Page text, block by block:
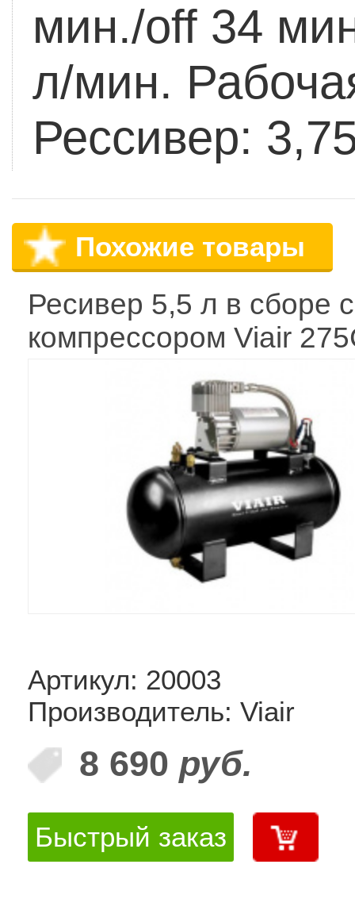
мин./off 34
л/мин.
Рессивер:
Похожие товары
Ресивер 5,5 л в сборе с
компрессором Viair
Артикул: 20003
Производитель: Viair
8 690 руб.
Быстрый заказ